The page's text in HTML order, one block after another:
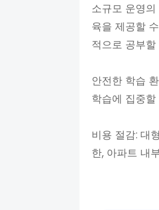
소규모 운영
육을 제공할
적으로 공부
안전한 학습
학습에 집중
비용 절감: 대
한, 아파트 내